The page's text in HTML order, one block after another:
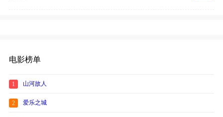
电影榜单
1 山河故人
2 爱乐之城